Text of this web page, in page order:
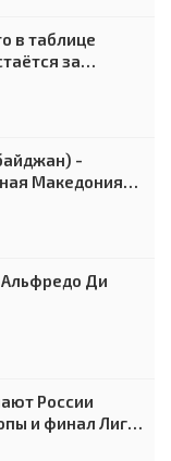
в таблице
за
-
Македония) -
Альфредо Ди
России
и финал Лиги